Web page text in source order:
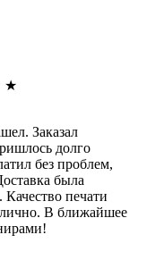
★
Заказал
долго
без проблем,
была
печати
В ближайшее